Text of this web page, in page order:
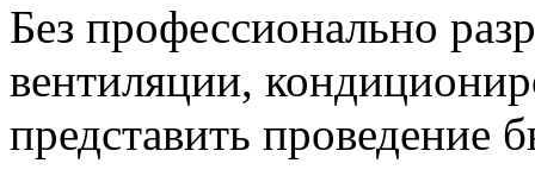
Без профессионально
вентиляции,
представить проведение